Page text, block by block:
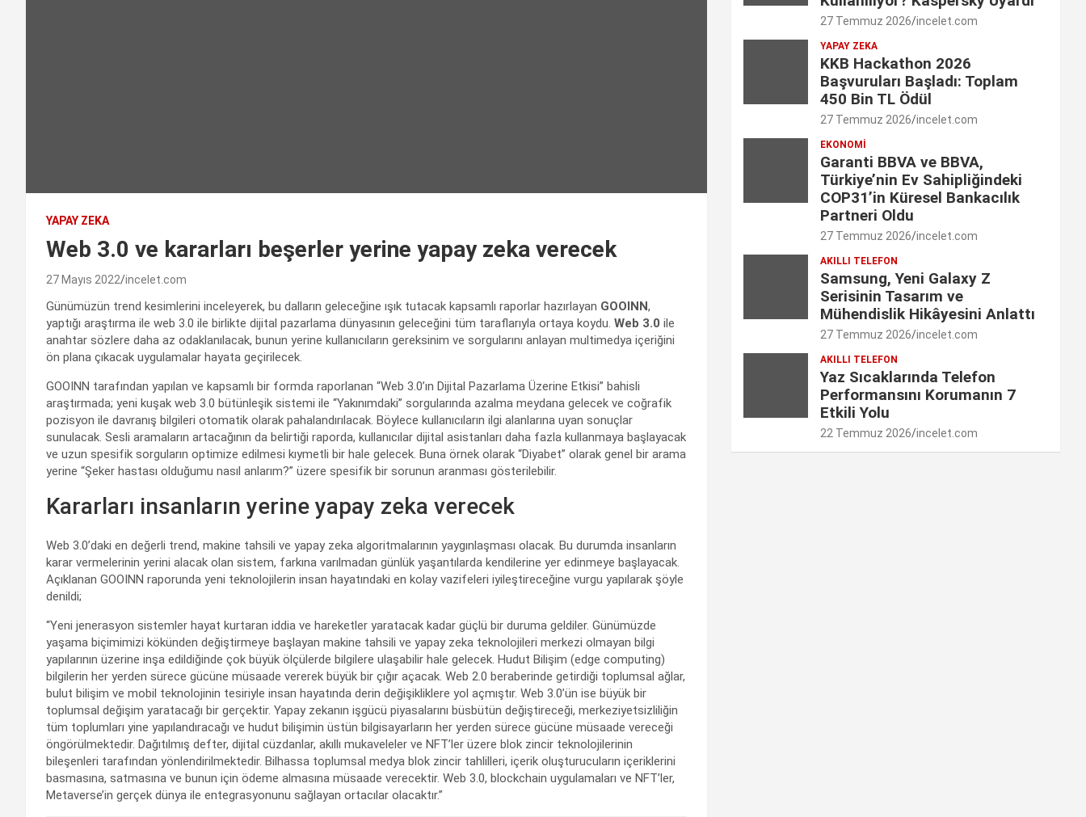
YAPAY ZEKA
Web 3.0 ve kararları beşerler yerine yapay zeka verecek
27 Mayıs 2022 incelet.com
Günümüzün trend kesimlerini inceleyerek, bu dalların geleceğine ışık tutacak kapsamlı raporlar hazırlayan GOOINN,
yaptığı araştırma ile web 3.0 ile birlikte dijital pazarlama dünyasının geleceğini tüm taraflarıyla ortaya koydu. Web 3.0 ile
anahtar sözlere daha az odaklanılacak, bunun yerine kullanıcıların gereksinim ve sorgularını anlayan multimedya içeriğini
ön plana çıkacak uygulamalar hayata geçirilecek.
GOOINN tarafından yapılan ve kapsamlı bir formda raporlanan “Web 3.0’ın Dijital Pazarlama Üzerine Etkisi” bahisli
araştırmada; yeni kuşak web 3.0 bütünleşik sistemi ile “Yakınımdaki” sorgularında azalma meydana gelecek ve coğrafik
pozisyon ile davranış bilgileri otomatik olarak pahalandırılacak. Böylece kullanıcıların ilgi alanlarına uyan sonuçlar
sunulacak. Sesli aramaların artacağının da belirtiği raporda, kullanıcılar dijital asistanları daha fazla kullanmaya başlayacak
ve uzun spesifik sorguların optimize edilmesi kıymetli bir hale gelecek. Buna örnek olarak “Diyabet” olarak genel bir arama
yerine “Şeker hastası olduğumu nasıl anlarım?” üzere spesifik bir sorunun aranması gösterilebilir.
Kararları insanların yerine yapay zeka verecek
Web 3.0’daki en değerli trend, makine tahsili ve yapay zeka algoritmalarının yaygınlaşması olacak. Bu durumda insanların
karar vermelerinin yerini alacak olan sistem, farkına varılmadan günlük yaşantılarda kendilerine yer edinmeye başlayacak.
Açıklanan GOOINN raporunda yeni teknolojilerin insan hayatındaki en kolay vazifeleri iyileştireceğine vurgu yapılarak şöyle
denildi;
“Yeni jenerasyon sistemler hayat kurtaran iddia ve hareketler yaratacak kadar güçlü bir duruma geldiler. Günümüzde
yaşama biçimimizi kökünden değiştirmeye başlayan makine tahsili ve yapay zeka teknolojileri merkezi olmayan bilgi
yapılarının üzerine inşa edildiğinde çok büyük ölçülerde bilgilere ulaşabilir hale gelecek. Hudut Bilişim (edge computing)
bilgilerin her yerden sürece gücüne müsaade vererek büyük bir çığır açacak. Web 2.0 beraberinde getirdiği toplumsal ağlar,
bulut bilişim ve mobil teknolojinin tesiriyle insan hayatında derin değişikliklere yol açmıştır. Web 3.0’ün ise büyük bir
toplumsal değişim yaratacağı bir gerçektir. Yapay zekanın işgücü piyasalarını büsbütün değiştireceği, merkeziyetsizliliğin
tüm toplumları yine yapılandıracağı ve hudut bilişimin üstün bilgisayarların her yerden sürece gücüne müsaade vereceği
öngörülmektedir. Dağıtılmış defter, dijital cüzdanlar, akıllı mukaveleler ve NFT’ler üzere blok zincir teknolojilerinin
bileşenleri tarafından yönlendirilmektedir. Bilhassa toplumsal medya blok zincir tahlilleri, içerik oluşturucuların içeriklerini
basmasına, satmasına ve bunun için ödeme almasına müsaade verecektir. Web 3.0, blockchain uygulamaları ve NFT’ler,
Metaverse’in gerçek dünya ile entegrasyonunu sağlayan ortacılar olacaktır.”
m
d
I
n
e
r
b
C
h
n
n
e
27 Temmuz 2026 incelet.com
YAPAY ZEKA
KKB Hackathon 2026
Başvuruları Başladı: Toplam
450 Bin TL Ödül
27 Temmuz 2026 incelet.com
EKONOMI
Garanti BBVA ve BBVA,
Türkiye’nin Ev Sahipliğindeki
COP31’in Küresel Bankacılık
Partneri Oldu
27 Temmuz 2026 incelet.com
AKILLI TELEFON
Samsung, Yeni Galaxy Z
Serisinin Tasarım ve
Mühendislik Hikâyesini Anlattı
27 Temmuz 2026 incelet.com
AKILLI TELEFON
Yaz Sıcaklarında Telefon
Performansını Korumanın 7
Etkili Yolu
22 Temmuz 2026 incelet.com